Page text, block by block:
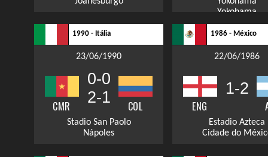
Yokohama
1990 - Itália
23/06/1990
CMR
0-0
2-1
COL
Stadio San Paolo
Nápoles
1986 - México
22/06/1986
ENG
1-2
Estadio Azteca
Cidade do